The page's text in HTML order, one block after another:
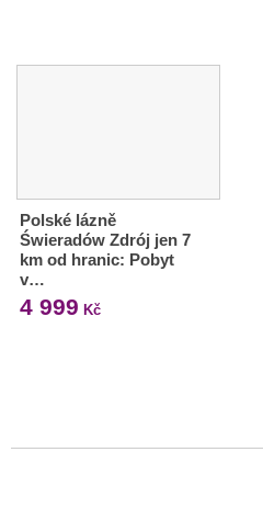
Polské lázně
Świeradów Zdrój jen 7
km od hranic: Pobyt
v…
4 999 Kč